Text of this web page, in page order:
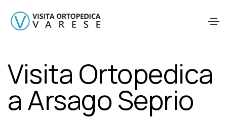
Visita Ortopedica
a Arsago Seprio